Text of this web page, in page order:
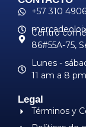
+57 310
Centro
86#55A-75,
Lunes -
11 am a 8 pm
Legal
Términos y